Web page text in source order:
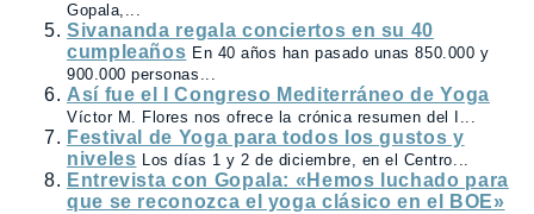
Gopala,...
Sivananda regala conciertos en su 40
cumpleaños En 40 años han pasado unas 850.000 y
900.000 personas...
Así fue el I Congreso Mediterráneo de Yoga
Víctor M. Flores nos ofrece la crónica resumen del I...
Festival de Yoga para todos los gustos y
niveles Los días 1 y 2 de diciembre, en el Centro...
Entrevista con Gopala: «Hemos luchado para
que se reconozca el yoga clásico en el BOE»